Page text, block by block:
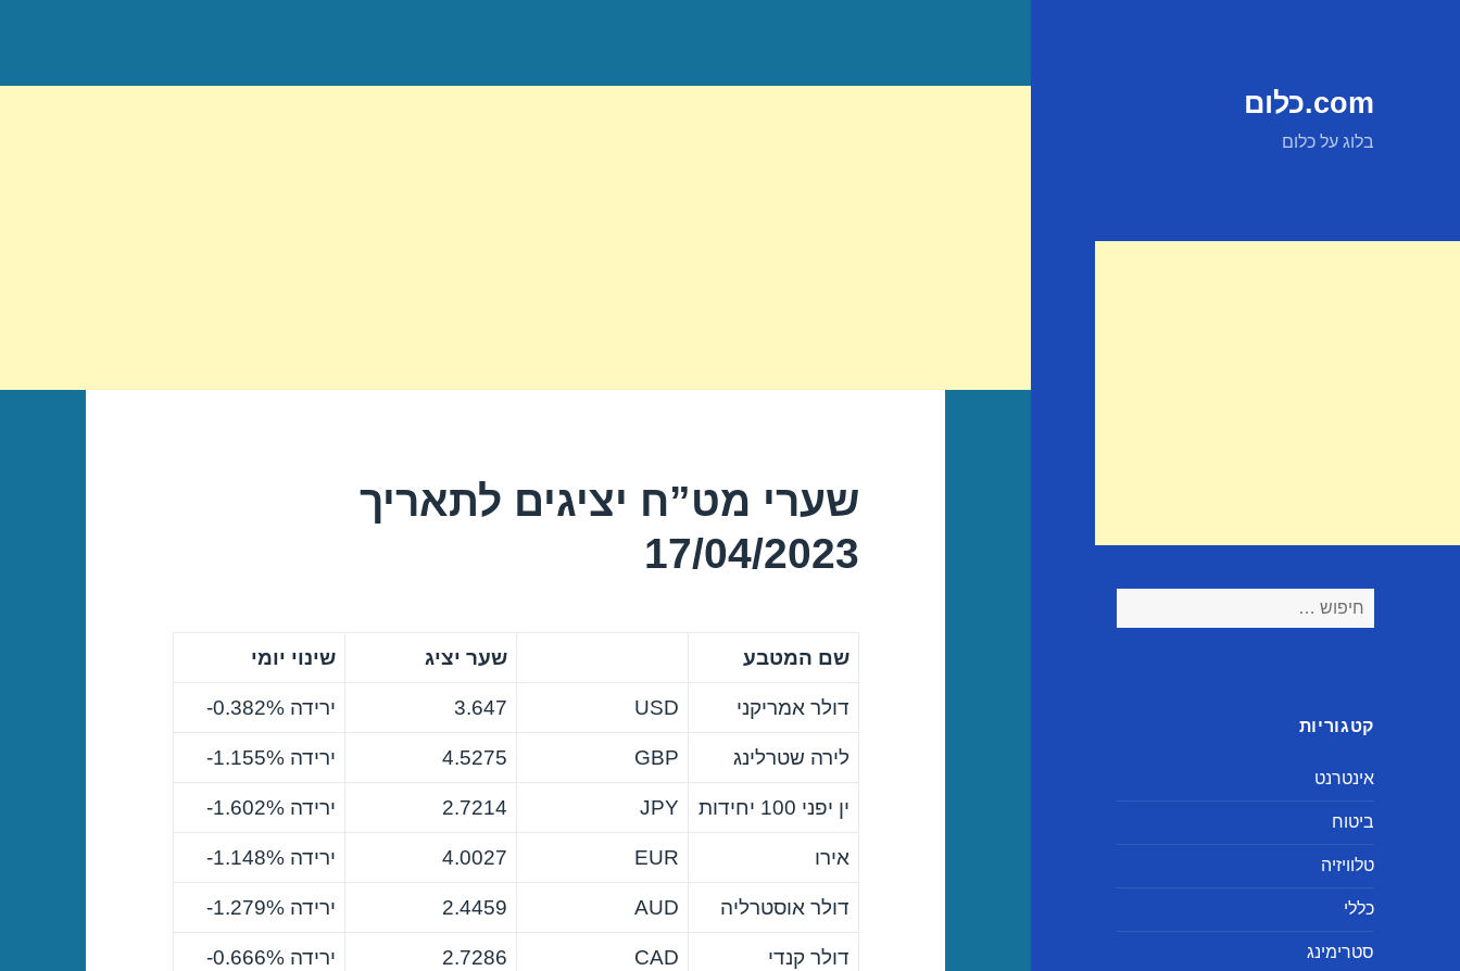
com.כלום
בלוג על כלום
חיפוש:
קטגוריות
אינטרנט
ביטוח
טלוויזיה
כללי
סטרימינג
שערי מט”ח יציגים לתאריך
17/04/2023
שם המטבע שער יציג שינוי יומי
דולר אמריקני USD
3.647 ירידה ‎-0.382%
לירה שטרלינג GBP
4.5275 ירידה ‎-1.155%
ין יפני 100 יחידות JPY
2.7214 ירידה ‎-1.602%
אירו EUR
4.0027 ירידה ‎-1.148%
דולר אוסטרליה AUD
2.4459 ירידה ‎-1.279%
דולר קנדי CAD
2.7286 ירידה ‎-0.666%